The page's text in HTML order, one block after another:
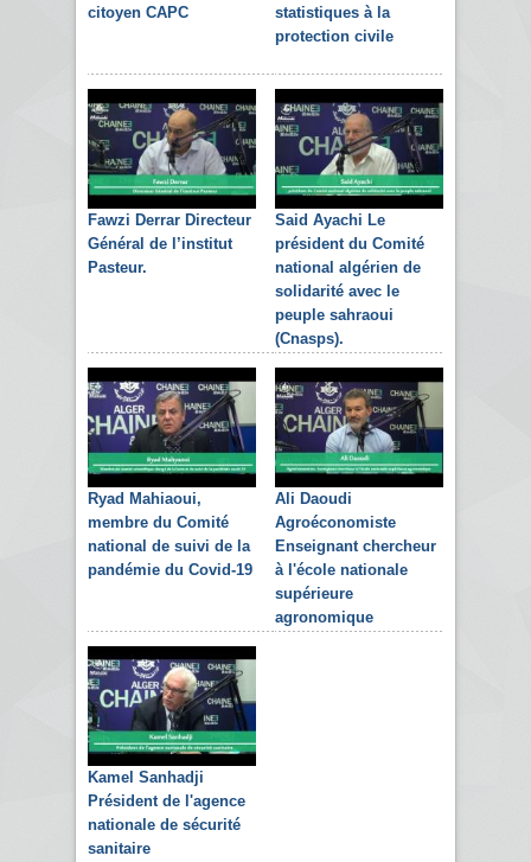
citoyen CAPC
statistiques à la
protection civile
Fawzi Derrar Directeur
Général de l’institut
Pasteur.
Said Ayachi Le
président du Comité
national algérien de
solidarité avec le
peuple sahraoui
(Cnasps).
Ryad Mahiaoui,
membre du Comité
national de suivi de la
pandémie du Covid-19
Ali Daoudi
Agroéconomiste
Enseignant chercheur
à l'école nationale
supérieure
agronomique
Kamel Sanhadji
Président de l'agence
nationale de sécurité
sanitaire